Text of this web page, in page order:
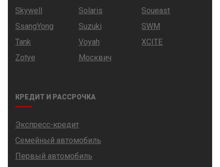
Skywell
Solaris
Soueast
SsangYong
Suzuki
SWM
Tank
Voyah
XCITE
Zotye
Москвич
КРЕДИТ И РАССРОЧКА
Экспресс-кредит
Семейный автомобиль
Первый автомобиль